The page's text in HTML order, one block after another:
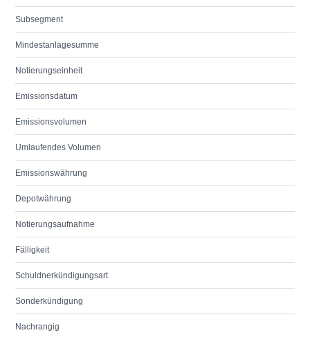
Subsegment
Mindestanlagesumme
Notierungseinheit
Emissionsdatum
Emissionsvolumen
Umlaufendes Volumen
Emissionswährung
Depotwährung
Notierungsaufnahme
Fälligkeit
Schuldnerkündigungsart
Sonderkündigung
Nachrangig